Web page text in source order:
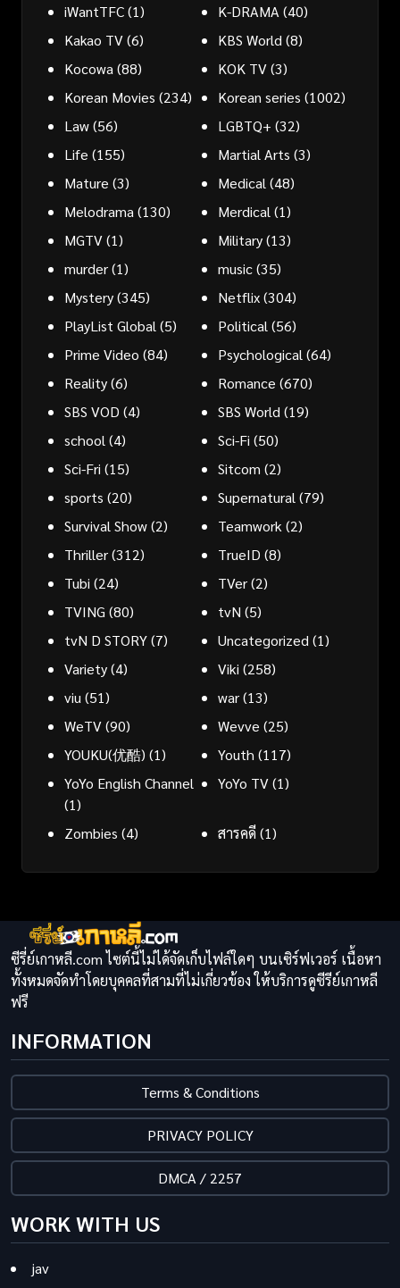
iWantTFC(1) K-DRAMA (40)
Kakao TV(6) KBS World (8)
Kocowa (88) KOK TV(3)
Korean Movies (234) Korean series (1002)
Law(56) LGBTQ+ (32)
Life (155) Martial Arts (3)
Mature (3) Medical (48)
Melodrama (130) Merdical (1)
MGTV(1) Military(13)
murder(1) music(35)
Mystery(345) Netflix(304)
PlayList Global (5) Political (56)
Prime Video (84) Psychological (64)
Reality(6) Romance (670)
SBS VOD (4) SBS World (19)
school (4) Sci-Fi (50)
Sci-Fri (15) Sitcom (2)
sports (20) Supernatural (79)
Survival Show(2) Teamwork (2)
Thriller(312) TrueID (8)
Tubi (24) TVer(2)
TVING (80) tvN (5)
tvN D STORY(7) Uncategorized (1)
Variety(4) Viki (258)
viu (51) war(13)
WeTV(90) Wevve (25)
YOUKU(优酷) (1) Youth (117)
YoYo English Channel
(1)
YoYo TV(1)
Zombies (4) สารคดี(1)
ซีรี่ย์เกาหลี.com ไซต์นี้ไม่ได้จัดเก็บไฟล์ใดๆ บนเซิร์ฟเวอร์ เนื้อหา
ทั้งหมดจัดทำโดยบุคคลที่สามที่ไม่เกี่ยวข้อง ให้บริการดูซีรีย์เกาหลี
ฟรี
INFORMATION
Terms & Conditions
PRIVACY POLICY
DMCA / 2257
WORK WITH US
jav